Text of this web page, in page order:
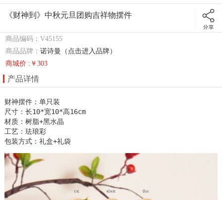
《财神到》中秋元旦团购吉祥物摆件
商品编码：V45155
商品品牌：诺诗曼（点击进入品牌）
商城价 :￥303
产品详情
财神摆件：单只装
尺寸：长10*宽10*高16cm
材质：树脂+黑水晶
工艺：珐琅彩
包装方式：礼盒+礼袋